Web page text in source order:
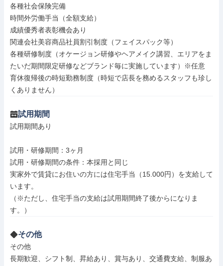
各種社会保険完備
時間外労働手当（全額支給）
成績優秀者表彰機会あり
関連会社美容商品社員割引制度（フェイスパック等）
各種研修制度（オケージョン研修やヘアメイク講習、エリアをま
たいだ期間限定研修などブランド毎に実施しています）※任意
育休復帰後の時短勤務制度（時短で店長を務めるスタッフも珍し
くありません）
試用期間
試用期間あり
試用・研修期間：3ヶ月
試用・研修期間の条件：本採用と同じ
実家外で賃貸にお住いの方には住宅手当（15.000円）を支給して
います。
（※ただし、住宅手当の支給は試用期間終了後からになりま
その他
その他
長期歓迎、シフト制、昇給あり、賞与あり、交通費支給、制服あ